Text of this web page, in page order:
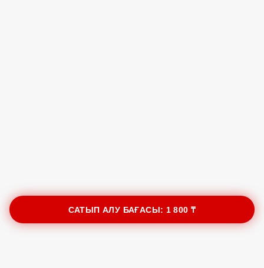
САТЫП АЛУ БАҒАСЫ: 1 800 ₸